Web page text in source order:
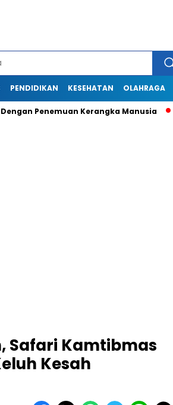
PENDIDIKAN KESEHATAN OLAHRAGA
Kerangka Manusia
Safari Kamtibmas
Kesah